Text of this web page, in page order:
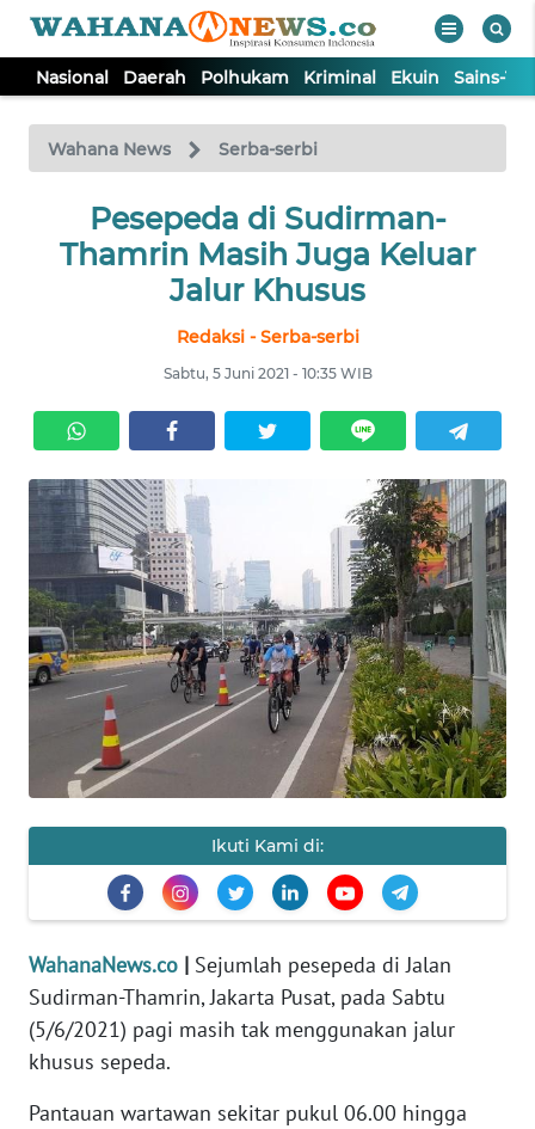
Nasional Daerah Polhukam Kriminal Ekuin Sains-
Wahana News Serba-serbi
Pesepeda di Sudirman-
Thamrin Masih Juga Keluar
Jalur Khusus
Redaksi - Serba-serbi
Sabtu, 5 Juni 2021 - 10:35 WIB
Ikuti Kami di:
WahanaNews.co | Sejumlah pesepeda di Jalan
Sudirman-Thamrin, Jakarta Pusat, pada Sabtu
(5/6/2021) pagi masih tak menggunakan jalur
khusus sepeda.
Pantauan wartawan sekitar pukul 06.00 hingga
TV
Tutup
NASIONAL
KRIMINAL
EKUIN
SAINS-TEKNO
KESEHATAN
INTERNASIONAL
SERBA-SERBI
OLAHRAGA
EDITORIAL